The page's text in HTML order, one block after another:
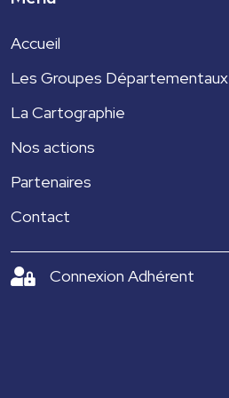
Accueil
Les Groupes Départementaux
La Cartographie
Nos actions
Partenaires
Contact
Connexion Adhérent